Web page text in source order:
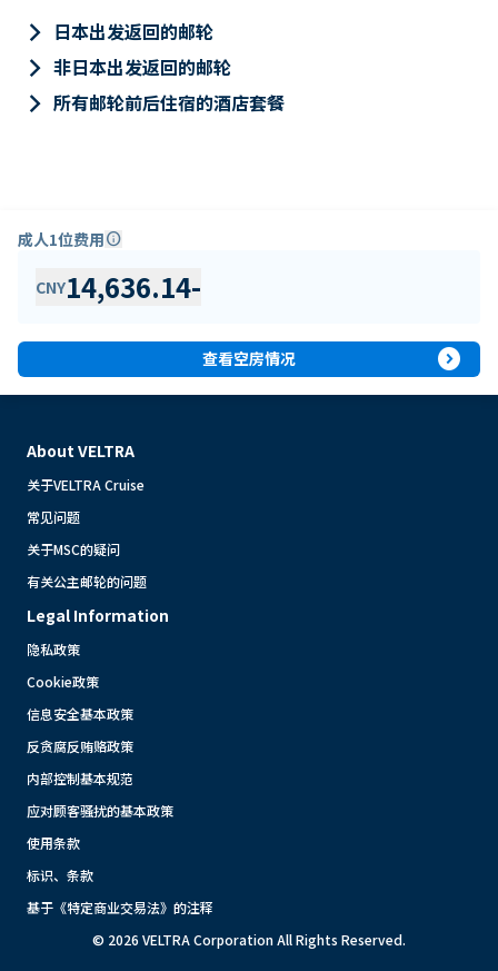
keyboard_arrow_right 日本出发返回的邮轮
keyboard_arrow_right 非日本出发返回的邮轮
keyboard_arrow_right 所有邮轮前后住宿的酒店套餐
成人1位费用info
CNY14,636.14-
查看空房情况 expand_circle_right
About VELTRA
关于VELTRA Cruise
常见问题
关于MSC的疑问
有关公主邮轮的问题
Legal Information
隐私政策
Cookie政策
信息安全基本政策
反贪腐反贿赂政策
内部控制基本规范
应对顾客骚扰的基本政策
使用条款
标识、条款
基于《特定商业交易法》的注释
© 2026 VELTRA Corporation All Rights Reserved.